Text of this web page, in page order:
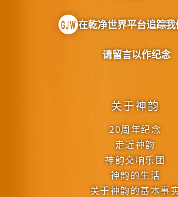
关于神韵
20周年纪念
走近神韵
神韵交响乐团
神韵的生活
关于神韵的基本事
在乾净世界平台追踪我
请留言以作纪念